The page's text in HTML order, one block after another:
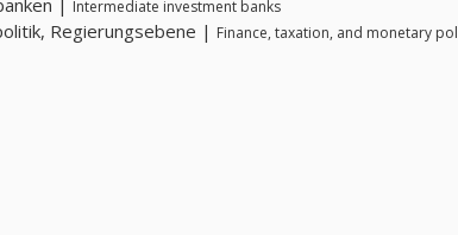
| Intermediate investment banks
Regierungsebene | Finance, taxation, and monetary